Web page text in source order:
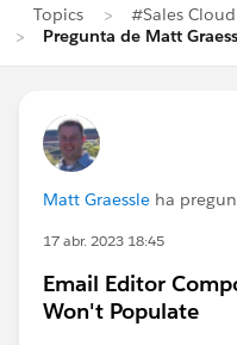
Topics
#Sales Cloud
Pregunta de Matt
Matt Graessle ha
17 abr. 2023 18:45
Email Editor
Won't Populate